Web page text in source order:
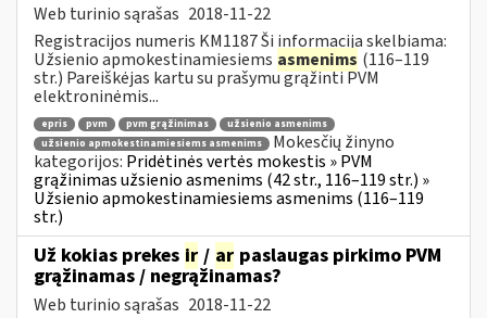
Web turinio sąrašas 2018-11-22
Registracijos numeris KM1187 Ši informacija skelbiama:
Užsienio apmokestinamiesiems asmenims (116–119
str.) Pareiškėjas kartu su prašymu grąžinti PVM
elektroninėmis...
epris pvm pvm grąžinimas
užsienio asmenims
užsienio apmokestinamiesiems asmenims
Mokesčių žinyno
kategorijos: Pridėtinės vertės mokestis » PVM
grąžinimas užsienio asmenims (42 str., 116–119 str.) »
Užsienio apmokestinamiesiems asmenims (116–119
str.)
Už kokias prekes ir / ar paslaugas pirkimo PVM
grąžinamas / negrąžinamas?
Web turinio sąrašas 2018-11-22